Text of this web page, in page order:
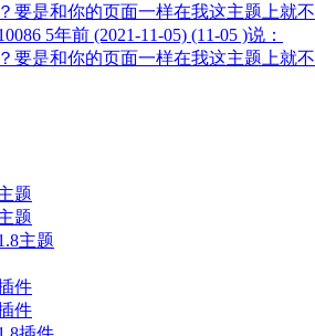
要是和你的页面一样在我这主题上就
5年前 (2021-11-05) (11-05 )说：
要是和你的页面一样在我这主题上就
题
题
主题
件
件